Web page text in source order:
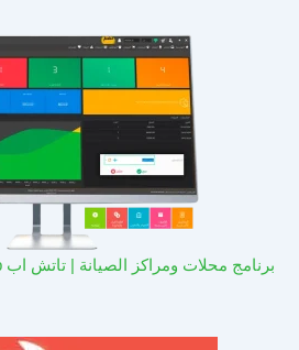
برنامج محلات ومراكز الصيانة | تاتش اب TouchUp